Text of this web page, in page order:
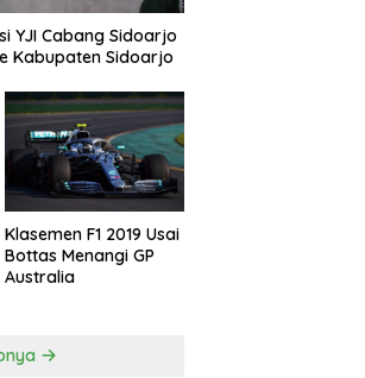
YJI Cabang Sidoarjo
Kabupaten Sidoarjo
Klasemen F1 2019 Usai
Bottas Menangi GP
Australia